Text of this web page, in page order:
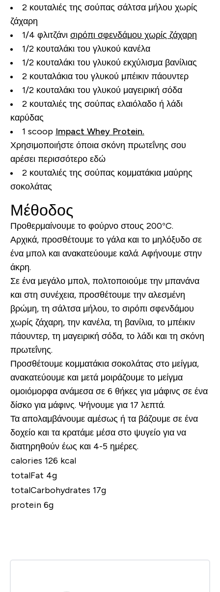
2 κουταλιές της σούπας σάλτσα μήλου χωρίς
ζάχαρη
1/4 φλιτζάνι σιρόπι σφενδάμου χωρίς ζάχαρη
1/2 κουταλάκι του γλυκού κανέλα
1/2 κουταλάκι του γλυκού εκχύλισμα βανίλιας
2 κουταλάκια του γλυκού μπέικιν πάουντερ
1/2 κουταλάκι του γλυκού μαγειρική σόδα
2 κουταλιές της σούπας ελαιόλαδο ή λάδι
καρύδας
1 scoop Impact Whey Protein.
Χρησιμοποιήστε όποια σκόνη πρωτεΐνης σου
αρέσει περισσότερο εδώ
2 κουταλιές της σούπας κομματάκια μαύρης
σοκολάτας
Μέθοδος
Προθερμαίνουμε το φούρνο στους 200°C.
Αρχικά, προσθέτουμε το γάλα και το μηλόξυδο σε
ένα μπολ και ανακατεύουμε καλά. Αφήνουμε στην
άκρη.
Σε ένα μεγάλο μπολ, πολτοποιούμε την μπανάνα
και στη συνέχεια, προσθέτουμε την αλεσμένη
βρώμη, τη σάλτσα μήλου, το σιρόπι σφενδάμου
χωρίς ζάχαρη, την κανέλα, τη βανίλια, το μπέικιν
πάουντερ, τη μαγειρική σόδα, το λάδι και τη σκόνη
πρωτεΐνης.
Προσθέτουμε κομματάκια σοκολάτας στο μείγμα,
ανακατεύουμε και μετά μοιράζουμε το μείγμα
ομοιόμορφα ανάμεσα σε 6 θήκες για μάφινς σε ένα
δίσκο για μάφινς. Ψήνουμε για 17 λεπτά.
Τα απολαμβάνουμε αμέσως ή τα βάζουμε σε ένα
δοχείο και τα κρατάμε μέσα στο ψυγείο για να
διατηρηθούν έως και 4-5 ημέρες.
calories 126 kcal
totalFat 4g
totalCarbohydrates 17g
protein 6g